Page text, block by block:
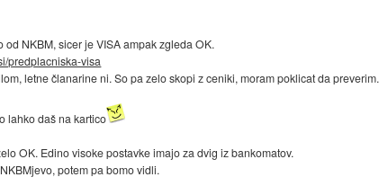
od NKBM, sicer je VISA ampak zgleda OK.
predplacniska-visa
letne članarine ni. So pa zelo skopi z ceniki, moram poklicat da preverim.
lahko daš na kartico
OK. Edino visoke postavke imajo za dvig iz bankomatov.
potem pa bomo vidli.